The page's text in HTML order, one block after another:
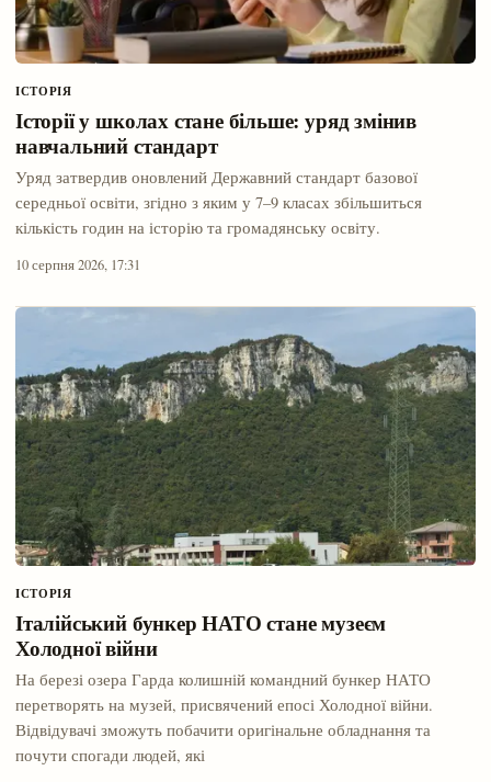
ІСТОРІЯ
Історії у школах стане більше: уряд змінив
навчальний стандарт
Уряд затвердив оновлений Державний стандарт базової
середньої освіти, згідно з яким у 7–9 класах збільшиться
кількість годин на історію та громадянську освіту.
10 серпня 2026, 17:31
ІСТОРІЯ
Італійський бункер НАТО стане музеєм
Холодної війни
На березі озера Гарда колишній командний бункер НАТО
перетворять на музей, присвячений епосі Холодної війни.
Відвідувачі зможуть побачити оригінальне обладнання та
почути спогади людей, які